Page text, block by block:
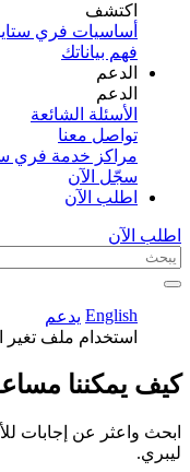
اكتشف​
أساسيات فري
فهم بياناتك
الدعم
الدعم
الأسئلة الشائعة
تواصل معنا
مراكز خدمة فري
سجّل الآن​
اطلب الآن
اطلب الآن
English يدعم
استخدام ملف
كيف يمكننا
ابحث واعثر عن إجابات
ليبري.